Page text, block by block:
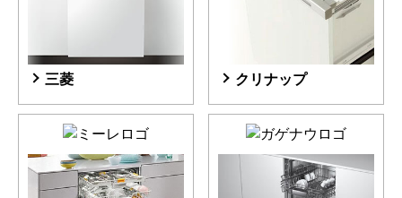
三菱 クリナップ